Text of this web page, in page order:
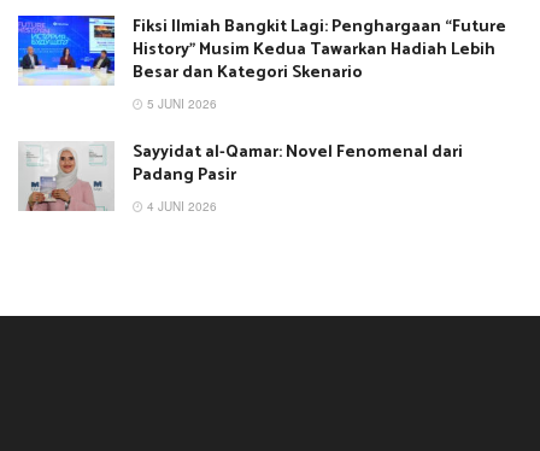
Fiksi Ilmiah Bangkit Lagi: Penghargaan “Future
History” Musim Kedua Tawarkan Hadiah Lebih
Besar dan Kategori Skenario
5 JUNI 2026
Sayyidat al-Qamar: Novel Fenomenal dari
Padang Pasir
4 JUNI 2026